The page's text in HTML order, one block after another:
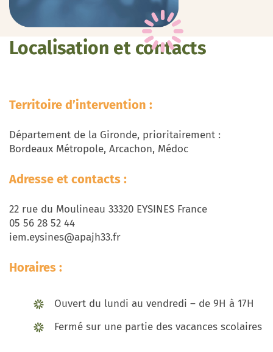
Localisation et contacts
Territoire d’intervention :
Département de la Gironde, prioritairement :
Bordeaux Métropole, Arcachon, Médoc
Adresse et contacts :
22 rue du Moulineau 33320 EYSINES France
05 56 28 52 44
iem.eysines@apajh33.fr
Horaires :
Ouvert du lundi au vendredi – de 9H à 17H
Fermé sur une partie des vacances scolaires